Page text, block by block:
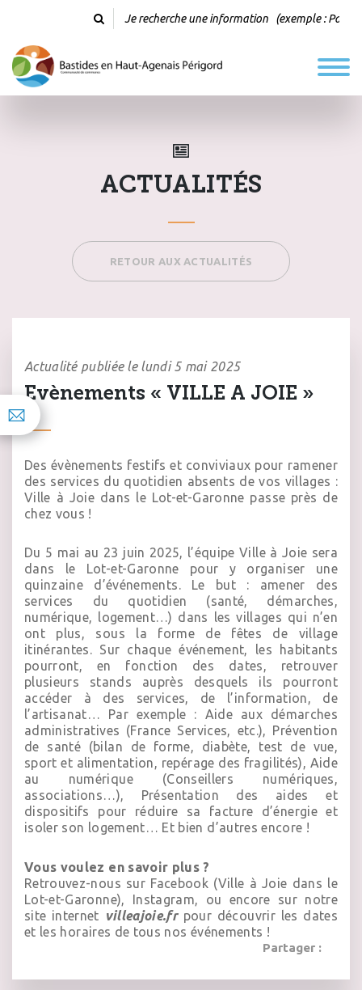
ACTUALITÉS
RETOUR AUX ACTUALITÉS
Actualité publiée le lundi 5 mai 2025
Evènements « VILLE A JOIE »
Des évènements festifs et conviviaux pour ramener
des services du quotidien absents de vos villages :
Ville à Joie dans le Lot-et-Garonne passe près de
chez vous !
Du 5 mai au 23 juin 2025, l’équipe Ville à Joie sera
dans le Lot-et-Garonne pour y organiser une
quinzaine d’événements. Le but : amener des
services du quotidien (santé, démarches,
numérique, logement…) dans les villages qui n’en
ont plus, sous la forme de fêtes de village
itinérantes. Sur chaque événement, les habitants
pourront, en fonction des dates, retrouver
plusieurs stands auprès desquels ils pourront
accéder à des services, de l’information, de
l’artisanat… Par exemple : Aide aux démarches
administratives (France Services, etc.), Prévention
de santé (bilan de forme, diabète, test de vue,
sport et alimentation, repérage des fragilités), Aide
au numérique (Conseillers numériques,
associations…), Présentation des aides et
dispositifs pour réduire sa facture d’énergie et
isoler son logement… Et bien d’autres encore !
Vous voulez en savoir plus ?
Retrouvez-nous sur Facebook (Ville à Joie dans le
Lot-et-Garonne), Instagram, ou encore sur notre
site internet villeajoie.frpour découvrir les dates
et les horaires de tous nos événements !
Partager :